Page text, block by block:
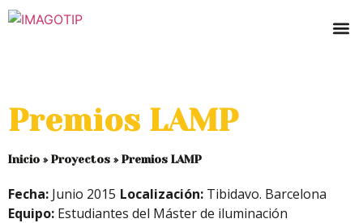
Premios LAMP
Inicio » Proyectos » Premios LAMP
Fecha: Junio 2015 Localización: Tibidavo. Barcelona
Equipo: Estudiantes del Máster de iluminación